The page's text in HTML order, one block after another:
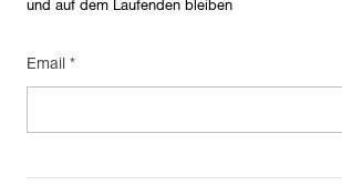
und auf dem Laufenden bleiben
Email *